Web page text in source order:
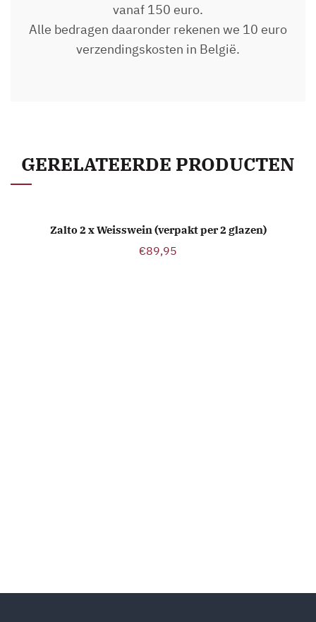
vanaf 150 euro.
Alle bedragen daaronder rekenen we 10 euro
verzendingskosten in België.
GERELATEERDE PRODUCTEN
TOEVOEGEN AAN WINKELWAGEN
Zalto 2 x Weisswein (verpakt per 2 glazen)
€89,95